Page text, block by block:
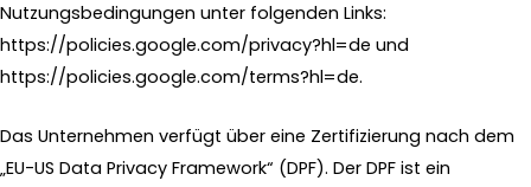
Nutzungsbedingungen unter folgenden Links:
https://policies.google.com/privacy?hl=de und
https://policies.google.com/terms?hl=de.
Das Unternehmen verfügt über eine Zertifizierung nach dem
„EU-US Data Privacy Framework“ (DPF). Der DPF ist ein